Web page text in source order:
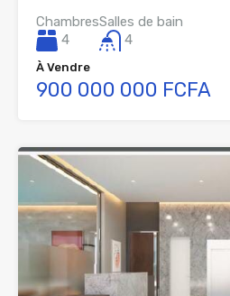
Chambres
4
Salles de bain
4
À Vendre
900 000 000 FCFA